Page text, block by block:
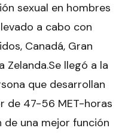
sexual en hombres
a cabo con
Canadá, Gran
Zelanda.Se llegó a la
que desarrollan
de 47-56 MET-horas
de una mejor función